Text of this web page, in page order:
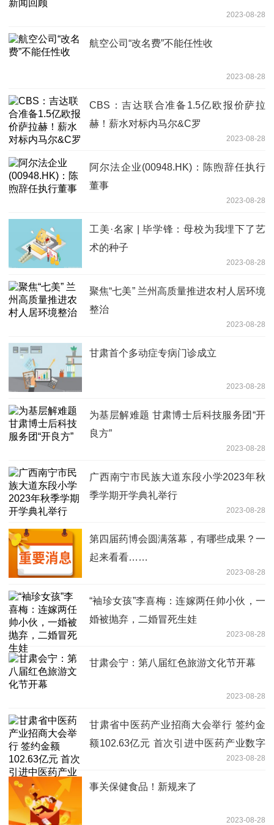
2023-08-28
航空公司“改名费”不能任性收
2023-08-28
CBS：吉达联合准备1.5亿欧报价萨拉
赫！薪水对标内马尔&C罗
2023-08-28
阿尔法企业(00948.HK)：陈煦辞任执行
董事
2023-08-28
工美·名家 | 毕学锋：母校为我埋下了艺
术的种子
2023-08-28
聚焦“七美” 兰州高质量推进农村人居环境
整治
2023-08-28
甘肃首个多动症专病门诊成立
2023-08-28
为基层解难题 甘肃博士后科技服务团“开
良方”
2023-08-28
广西南宁市民族大道东段小学2023年秋
季学期开学典礼举行
2023-08-28
第四届药博会圆满落幕，有哪些成果？一
起来看看……
2023-08-28
“袖珍女孩”李喜梅：连嫁两任帅小伙，一
婚被抛弃，二婚冒死生娃
2023-08-28
甘肃会宁：第八届红色旅游文化节开幕
2023-08-28
甘肃省中医药产业招商大会举行 签约金
额102.63亿元 首次引进中医药产业数字
2023-08-28
事关保健食品！新规来了
2023-08-28